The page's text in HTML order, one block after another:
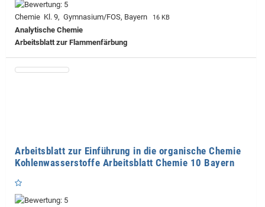
Chemie Kl. 9, Gymnasium/FOS, Bayern 16 KB
Analytische Chemie
Arbeitsblatt zur Flammenfärbung
Arbeitsblatt zur Einführung in die organische Chemie
Kohlenwasserstoffe Arbeitsblatt Chemie 10 Bayern